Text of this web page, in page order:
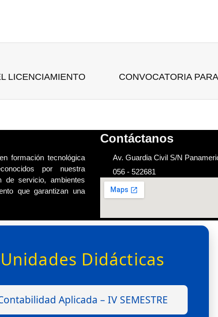
LICENCIAMIENTO
formación tecnológica
por nuestra
de servicio, ambientes
que garantizan una
Contáctanos
Av. Guardia Civil S/N
056 - 522681
Unidades Didácticas
Aplicada – IV SEMESTRE